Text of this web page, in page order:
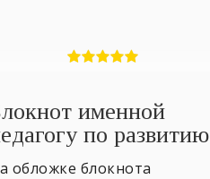
именной
по развитию
обложке блокнота